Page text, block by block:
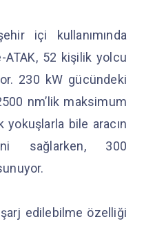
içi kullanımında
ATAK, 52 kişilik yolcu
230 kW gücündeki
nm’lik maksimum
bile aracın
sağlarken, 300
edilebilme özelliği